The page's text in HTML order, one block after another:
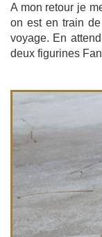
A mon retour je
on est en train
voyage. En
deux figurines